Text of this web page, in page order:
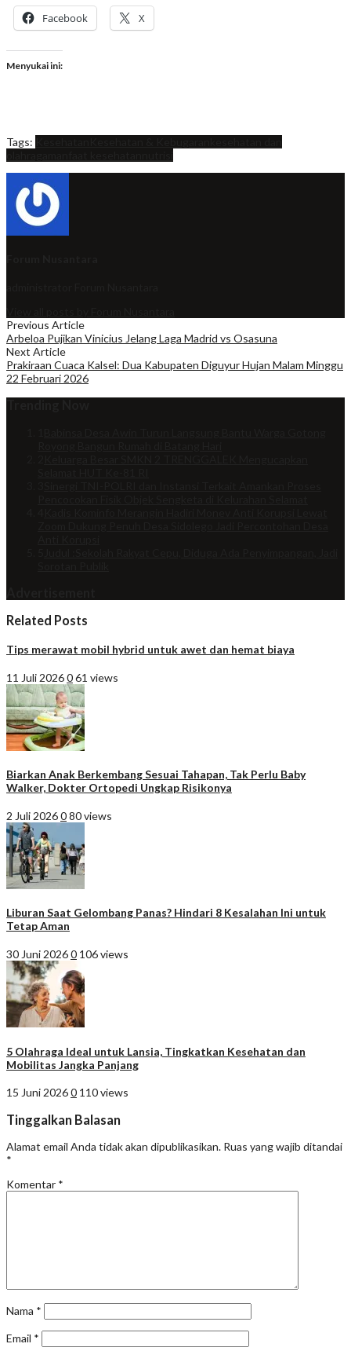
Facebook X
Menyukai ini:
Tags:
Previous Article
Arbeloa Pujikan Vinicius Jelang Laga Madrid vs Osasuna
Next Article
Prakiraan Cuaca Kalsel: Dua Kabupaten Diguyur Hujan Malam Minggu
22 Februari 2026
Related Posts
Tips merawat mobil hybrid untuk awet dan hemat biaya
11 Juli 2026061 views
Biarkan Anak Berkembang Sesuai Tahapan, Tak Perlu Baby
Walker, Dokter Ortopedi Ungkap Risikonya
2 Juli 2026080 views
Liburan Saat Gelombang Panas? Hindari 8 Kesalahan Ini untuk
Tetap Aman
30 Juni 20260 106 views
5 Olahraga Ideal untuk Lansia, Tingkatkan Kesehatan dan
Mobilitas Jangka Panjang
15 Juni 20260 110 views
Tinggalkan Balasan
Alamat email Anda tidak akan dipublikasikan. Ruas yang wajib ditandai
*
Komentar *
Nama *
Email *